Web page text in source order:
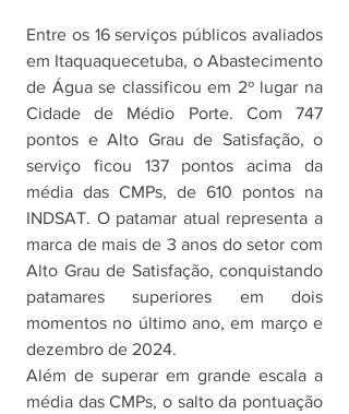
Entre os 16 serviços públicos avaliados
em Itaquaquecetuba, o Abastecimento
de Água se classificou em 2º lugar na
Cidade de Médio Porte. Com 747
pontos e Alto Grau de Satisfação, o
serviço ficou 137 pontos acima da
média das CMPs, de 610 pontos na
INDSAT. O patamar atual representa a
marca de mais de 3 anos do setor com
Alto Grau de Satisfação, conquistando
patamares superiores em dois
momentos no último ano, em março e
dezembro de 2024.
Além de superar em grande escala a
média das CMPs, o salto da pontuação